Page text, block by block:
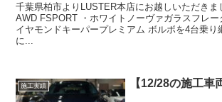
千葉県柏市よりLUSTER本店にお越しいただきま
AWD FSPORT ・ホワイトノーヴァガラスフレ
イヤモンドキーパープレミアム ボルボを4台乗り
に...
施工実績 【12/28の施工車